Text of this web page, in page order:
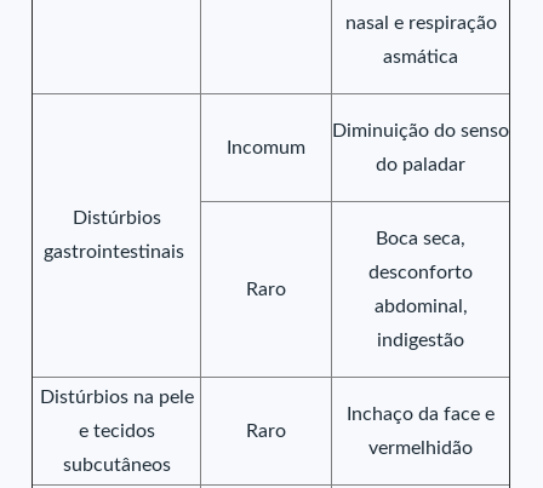
nasal e respiração
asmática
Distúrbios
gastrointestinais
Incomum
Diminuição do senso
do paladar
Raro
Boca seca,
desconforto
abdominal,
indigestão
Distúrbios na pele
e tecidos
subcutâneos
Raro
Inchaço da face e
vermelhidão